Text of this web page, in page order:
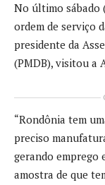
No último sábado
ordem de serviço
presidente da
(PMDB), visitou a
“Rondônia tem
preciso
gerando emprego
amostra de que